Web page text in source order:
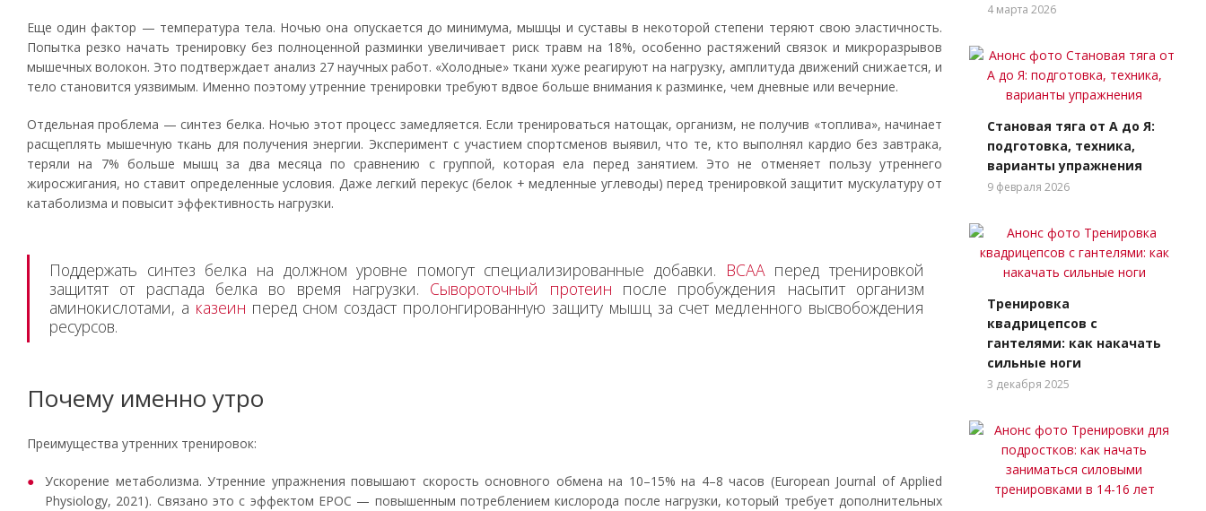
Еще один фактор — температура тела. Ночью она опускается до минимума, мышцы и суставы в некоторой степени теряют свою эластичность.
Попытка резко начать тренировку без полноценной разминки увеличивает риск травм на 18%, особенно растяжений связок и микроразрывов
мышечных волокон. Это подтверждает анализ 27 научных работ. «Холодные» ткани хуже реагируют на нагрузку, амплитуда движений снижается, и
тело становится уязвимым. Именно поэтому утренние тренировки требуют вдвое больше внимания к разминке, чем дневные или вечерние.
Отдельная проблема — синтез белка. Ночью этот процесс замедляется. Если тренироваться натощак, организм, не получив «топлива», начинает
расщеплять мышечную ткань для получения энергии. Эксперимент с участием спортсменов выявил, что те, кто выполнял кардио без завтрака,
теряли на 7% больше мышц за два месяца по сравнению с группой, которая ела перед занятием. Это не отменяет пользу утреннего
жиросжигания, но ставит определенные условия. Даже легкий перекус (белок + медленные углеводы) перед тренировкой защитит мускулатуру от
катаболизма и повысит эффективность нагрузки.
Поддержать синтез белка на должном уровне помогут специализированные добавки. BCAAперед тренировкой
защитят от распада белка во время нагрузки. Сывороточный протеин после пробуждения насытит организм
аминокислотами, а казеин перед сном создаст пролонгированную защиту мышц за счет медленного высвобождения
ресурсов.
Почему именно утро
Преимущества утренних тренировок:
Ускорение метаболизма. Утренние упражнения повышают скорость основного обмена на 10–15% на 4–8 часов (European Journal of Applied
Physiology, 2021). Связано это с эффектом EPOC — повышенным потреблением кислорода после нагрузки, который требует дополнительных
4 марта 2026
Становая тяга от А до Я:
подготовка, техника,
варианты упражнения
9 февраля 2026
Тренировка
квадрицепсов с
гантелями: как накачать
сильные ноги
3 декабря 2025